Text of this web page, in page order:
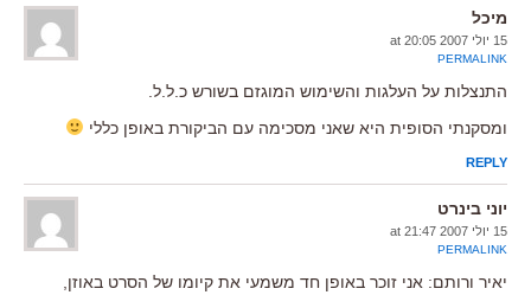
מיכל
15 יולי 2007 at 20:05
PERMALINK
התנצלות על העלגות והשימוש המוגזם בשורש כ.ל.ל.
ומסקנתי הסופית היא שאני מסכימה עם הביקורת באופן כללי
REPLY
יוני בינרט
15 יולי 2007 at 21:47
PERMALINK
יאיר ורותם: אני זוכר באופן חד משמעי את קיומו של הסרט באוזן,